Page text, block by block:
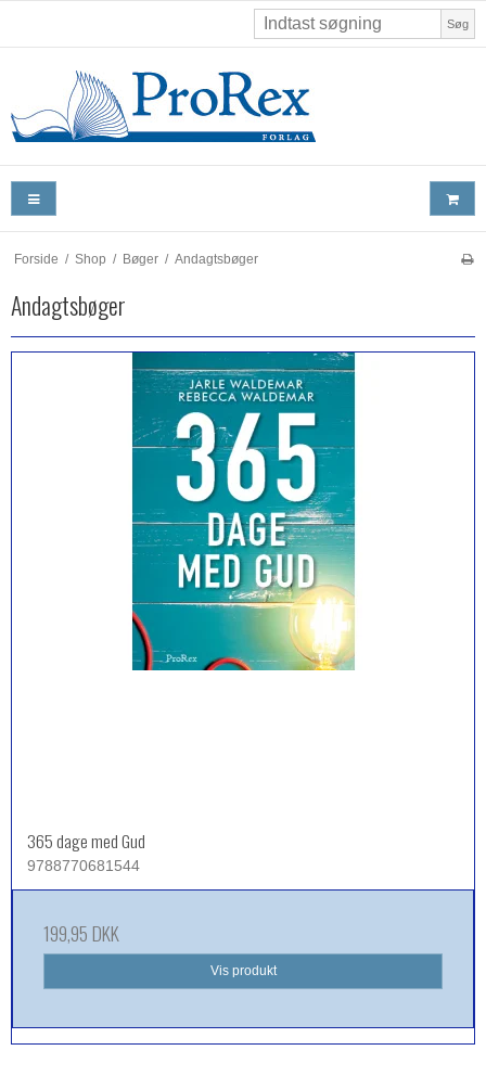
Søg
Forside / Shop / Bøger / Andagtsbøger
Andagtsbøger
365 dage med Gud
9788770681544
199,95 DKK
Vis produkt